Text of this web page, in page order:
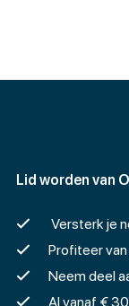
Lid worden van
Versterk je
Profiteer
Neem deel
Al vanaf €